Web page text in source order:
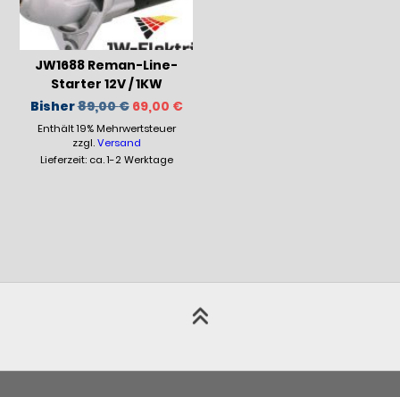
JW1688 Reman-Line-
Starter 12V / 1KW
Bisher89,00€ Ursprünglicher
Preis
war:
89,00 €
69,00 €Aktueller
Enthält 19% Mehrwertsteuer
zzgl.Versand
Lieferzeit: ca. 1-2 Werktage